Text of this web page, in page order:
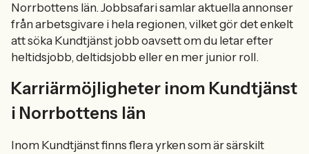
Norrbottens län. Jobbsafari samlar aktuella annonser
från arbetsgivare i hela regionen, vilket gör det enkelt
att söka Kundtjänst jobb oavsett om du letar efter
heltidsjobb, deltidsjobb eller en mer junior roll.
Karriärmöjligheter inom Kundtjänst
i Norrbottens län
Inom Kundtjänst finns flera yrken som är särskilt